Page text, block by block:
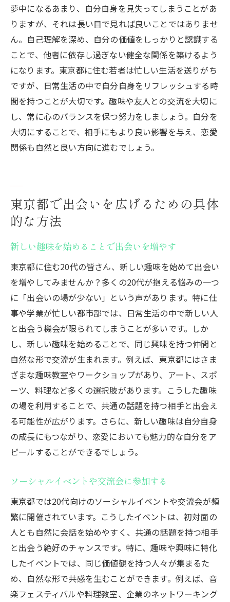
夢中になるあまり、自分自身を見失ってしまうことがあ
りますが、それは長い目で見れば良いことではありませ
ん。自己理解を深め、自分の価値をしっかりと認識する
ことで、他者に依存し過ぎない健全な関係を築けるよう
になります。東京都に住む若者は忙しい生活を送りがち
ですが、日常生活の中で自分自身をリフレッシュする時
間を持つことが大切です。趣味や友人との交流を大切に
し、常に心のバランスを保つ努力をしましょう。自分を
大切にすることで、相手にもより良い影響を与え、恋愛
関係も自然と良い方向に進むでしょう。
東京都で出会いを広げるための具体
的な方法
新しい趣味を始めることで出会いを増やす
東京都に住む20代の皆さん、新しい趣味を始めて出会い
を増やしてみませんか？多くの20代が抱える悩みの一つ
に「出会いの場が少ない」という声があります。特に仕
事や学業が忙しい都市部では、日常生活の中で新しい人
と出会う機会が限られてしまうことが多いです。しか
し、新しい趣味を始めることで、同じ興味を持つ仲間と
自然な形で交流が生まれます。例えば、東京都にはさま
ざまな趣味教室やワークショップがあり、アート、スポ
ーツ、料理など多くの選択肢があります。こうした趣味
の場を利用することで、共通の話題を持つ相手と出会え
る可能性が広がります。さらに、新しい趣味は自分自身
の成長にもつながり、恋愛においても魅力的な自分をア
ピールすることができるでしょう。
ソーシャルイベントや交流会に参加する
東京都では20代向けのソーシャルイベントや交流会が頻
繁に開催されています。こうしたイベントは、初対面の
人とも自然に会話を始めやすく、共通の話題を持つ相手
と出会う絶好のチャンスです。特に、趣味や興味に特化
したイベントでは、同じ価値観を持つ人々が集まるた
め、自然な形で共感を生むことができます。例えば、音
楽フェスティバルや料理教室、企業のネットワーキング